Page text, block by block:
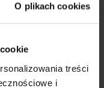
O plikach cookies
treści
i
o